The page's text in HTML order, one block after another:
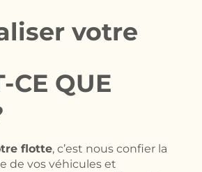
votre
CE QUE
flotte, c’est nous confier la
de vos véhicules et